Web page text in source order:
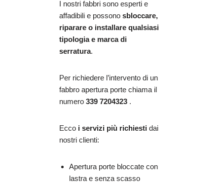
I nostri fabbri sono esperti e
affadibili e possono sbloccare,
riparare o installare qualsiasi
tipologia e marca di
serratura.
Per richiedere l’intervento di un
fabbro apertura porte chiama il
numero 339 7204323 .
Ecco i servizi più richiesti dai
nostri clienti:
Apertura porte bloccate con
lastra e senza scasso